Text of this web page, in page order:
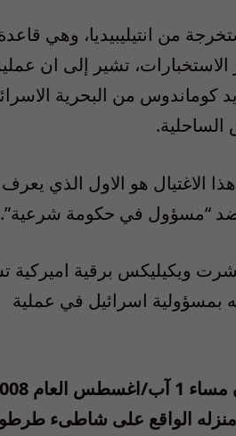
من انتيليبيديا، وهي
الاستخبارات، تشير إلى ان
كوماندوس من البحرية
الاغتيال هو الاول الذي
ضد “مسؤول في حكومة شرعية”.
العام 2010، نشرت ويكيليكس برقية اميركية
بمسؤولية اسرائيل في عملية
قتل العميد سليمان مساء 1 آب/
الواقع على شاطىء